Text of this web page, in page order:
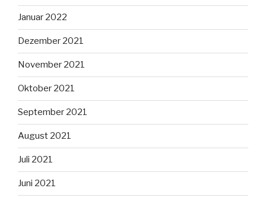
Januar 2022
Dezember 2021
November 2021
Oktober 2021
September 2021
August 2021
Juli 2021
Juni 2021